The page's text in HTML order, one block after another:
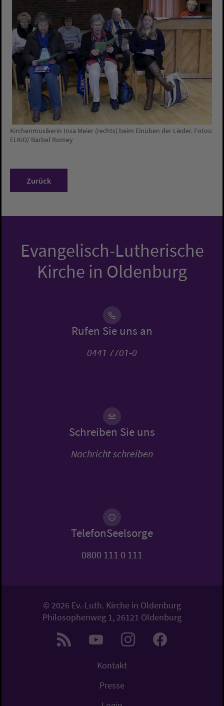
Kirchenmusikerin Insa Meier (rechts) beim Einüben der Lieder. Fotos:
ELKiO/ Bärbel Romey
Zurück
Evangelisch-Lutherische
Kirche in Oldenburg
Rufen Sie uns an
0441 7701-0
Schreiben Sie uns
Nachricht schreiben
TelefonSeelsorge
0800 111 0 111
© 2026 Ev.-Luth. Kirche in Oldenburg
Philosophenweg 1, 26121 Oldenburg
Kontakt
Presse